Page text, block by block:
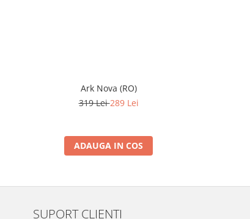
Ark Nova (RO)
319 Lei289 Lei
ADAUGA IN COS
SUPORT CLIENTI